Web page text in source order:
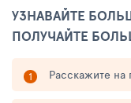
УЗНАВАЙТЕ
ПОЛУЧАЙТЕ
Расскажите на